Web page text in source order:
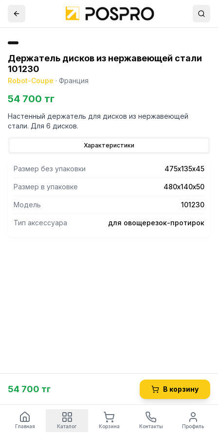
Держатель дисков из нержавеющей стали
101230
Robot-Coupe · Франция
54 700 тг
Настенный держатель для дисков из нержавеющей
стали. Для 6 дисков.
Характеристики
Размер без упаковки 475х135х45
Размер в упаковке 480х140х50
Модель 101230
Тип аксессуара для овощерезок-протирок
54 700 тг В корзину
Главная Каталог Корзина Контакты Профиль